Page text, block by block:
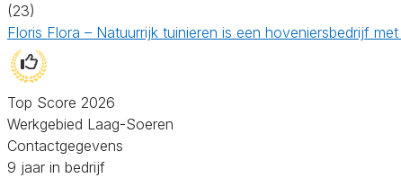
(23)
Floris Flora – Natuurrijk tuinieren is een hoveniersbedrijf
Top Score 2026
Werkgebied Laag-Soeren
Contactgegevens
9 jaar in bedrijf